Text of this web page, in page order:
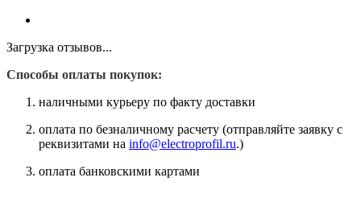
Загрузка отзывов...
Способы оплаты покупок:
наличными курьеру по факту доставки
оплата по безналичному расчету (отправляйте заявку с
реквизитами на info@electroprofil.ru.)
оплата банковскими картами